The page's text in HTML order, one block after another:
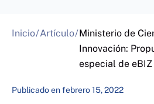
Inicio/Artículo/Ministerio de
Innovación:
especial de
Publicado enfebrero 15, 2022